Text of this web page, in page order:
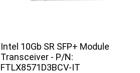
Intel 10Gb SR SFP+ Module
Transceiver - P/N:
FTLX8571D3BCV-IT